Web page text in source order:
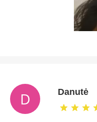
D Danutė